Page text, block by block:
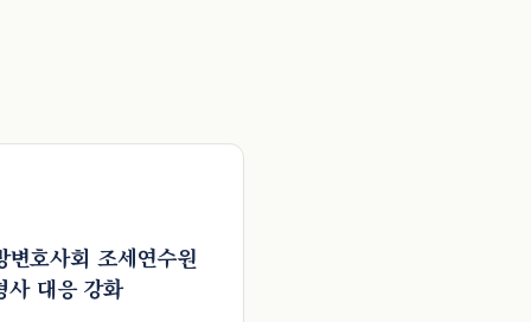
호사회 조세연수원
사 대응 강화